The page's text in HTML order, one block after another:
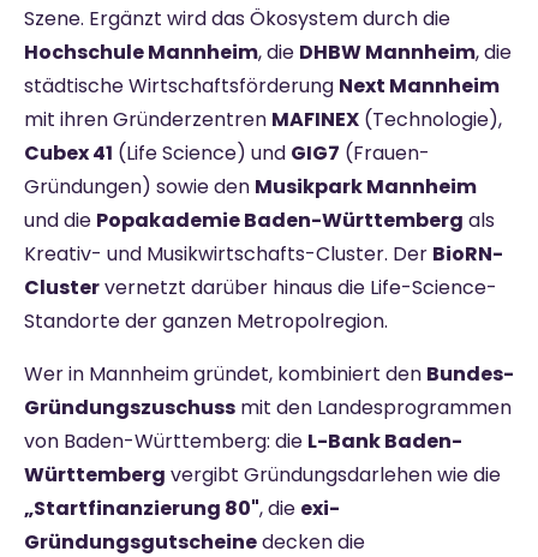
Szene. Ergänzt wird das Ökosystem durch die
Hochschule Mannheim, die DHBW Mannheim, die
städtische Wirtschaftsförderung Next Mannheim
mit ihren Gründerzentren MAFINEX (Technologie),
Cubex 41 (Life Science) und GIG7 (Frauen-
Gründungen) sowie den Musikpark Mannheim
und die Popakademie Baden-Württemberg als
Kreativ- und Musikwirtschafts-Cluster. Der BioRN-
Clustervernetzt darüber hinaus die Life-Science-
Standorte der ganzen Metropolregion.
Wer in Mannheim gründet, kombiniert den Bundes-
Gründungszuschuss mit den Landesprogrammen
von Baden-Württemberg: die L-Bank Baden-
Württemberg vergibt Gründungsdarlehen wie die
„Startfinanzierung 80", die exi-
Gründungsgutscheinedecken die